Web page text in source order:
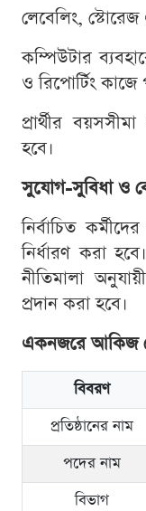
লেবেলিং, স্টোরেজ
কম্পিউটার
ও রিপোর্টিং কাজে
প্রার্থীর
হবে।
সুযোগ-সুবিধা ও
নির্বাচিত
নির্ধারণ করা
নীতিমালা
প্রদান করা হবে।
একনজরে আকিজ
বিবরণ
প্রতিষ্ঠানের নাম
পদের নাম
বিভাগ